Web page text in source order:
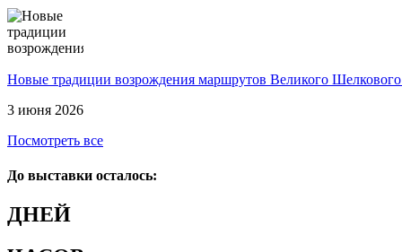
Новые традиции возрождения маршрутов Великого
3 июня 2026
Посмотреть все
До выставки осталось:
ДНЕЙ